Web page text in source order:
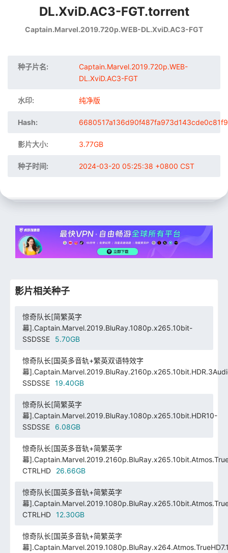
DL.XviD.AC3-FGT.torrent
Captain.Marvel.2019.720p.WEB-DL.XviD.AC3-FGT
种子片名:
Captain.Marvel.2019.720p.WEB-
DL.XviD.AC3-FGT
水印: 纯净版
Hash:
影片大小: 3.77GB
种子时间: 2024-03-20 05:25:38 +0800 CST
影片相关种子
惊奇队长[简繁英字
幕].Captain.Marvel.2019.BluRay.1080p.x265.10bit-
SSDSSE
5.70GB
惊奇队长[国英多音轨+繁英双语特效字
幕
SSDSSE
19.40GB
惊奇队长[简繁英字
幕].Captain.Marvel.2019.BluRay.1080p.x265.10bit.HDR10-
SSDSSE
6.08GB
惊奇队长[国英多音轨+简繁英字
幕
CTRLHD
26.66GB
惊奇队长[国英多音轨+简繁英字
幕
CTRLHD
12.30GB
惊奇队长[国英多音轨+简繁英字
幕